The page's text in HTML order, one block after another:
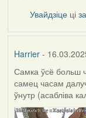
Увайдзіце ці
Harrier-
Самка ўсё больш
самец часам
ўнутр (асабліва